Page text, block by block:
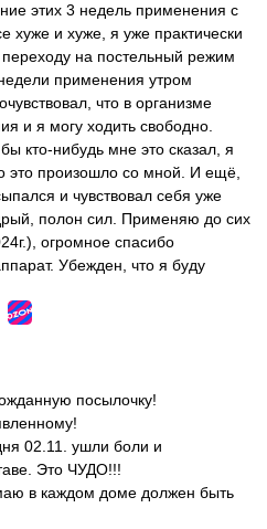
этих 3 недель применения с
хуже и хуже, я уже практически
переходу на постельный режим
применения утром
что в организме
и я могу ходить свободно.
кто-нибудь мне это сказал, я
это произошло со мной. И ещё,
и чувствовал себя уже
полон сил. Применяю до сих
огромное спасибо
Убежден, что я буду
посылочку!
02.11. ушли боли и
Это ЧУДО!!!
в каждом доме должен быть